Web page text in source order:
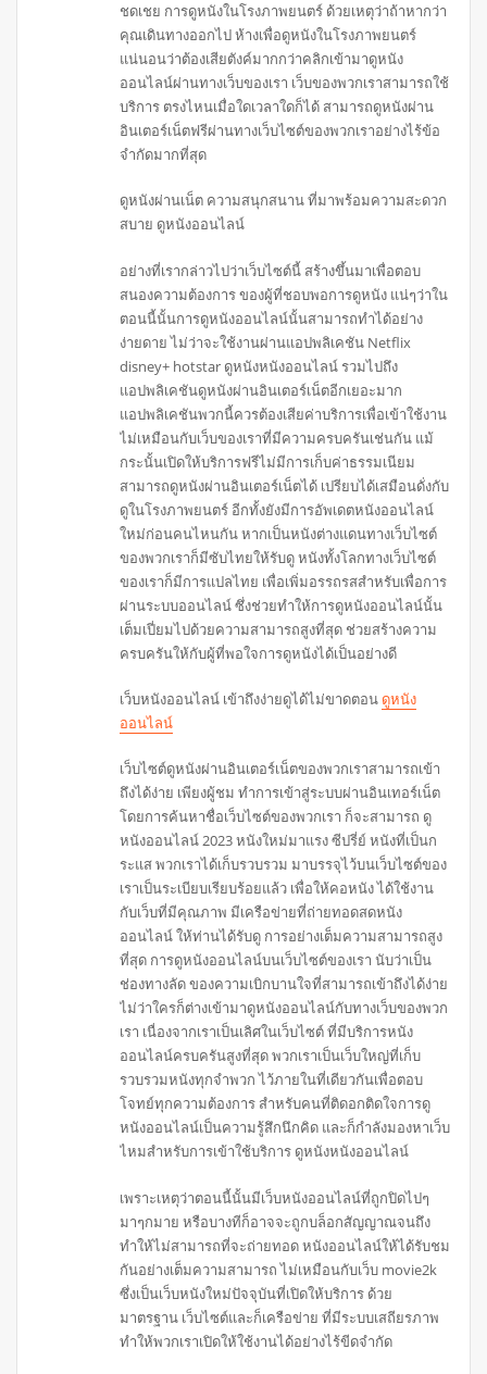
ชดเชย การดูหนังในโรงภาพยนตร์ ด้วยเหตุว่าถ้าหากว่า
คุณเดินทางออกไป ห้างเพื่อดูหนังในโรงภาพยนตร์
แน่นอนว่าต้องเสียตังค์มากกว่าคลิกเข้ามาดูหนัง
ออนไลน์ผ่านทางเว็บของเรา เว็บของพวกเราสามารถใช้
บริการ ตรงไหนเมื่อใดเวลาใดก็ได้ สามารถดูหนังผ่าน
อินเตอร์เน็ตฟรีผ่านทางเว็บไซต์ของพวกเราอย่างไร้ข้อ
จำกัดมากที่สุด
ดูหนังผ่านเน็ต ความสนุกสนาน ที่มาพร้อมความสะดวก
สบาย ดูหนังออนไลน์
อย่างที่เรากล่าวไปว่าเว็บไซต์นี้ สร้างขึ้นมาเพื่อตอบ
สนองความต้องการ ของผู้ที่ชอบพอการดูหนัง แน่ๆว่าใน
ตอนนี้นั้นการดูหนังออนไลน์นั้นสามารถทำได้อย่าง
ง่ายดาย ไม่ว่าจะใช้งานผ่านแอปพลิเคชัน Netflix
disney+ hotstar ดูหนังหนังออนไลน์ รวมไปถึง
แอปพลิเคชันดูหนังผ่านอินเตอร์เน็ตอีกเยอะมาก
แอปพลิเคชันพวกนี้ควรต้องเสียค่าบริการเพื่อเข้าใช้งาน
ไม่เหมือนกับเว็บของเราที่มีความครบครันเช่นกัน แม้
กระนั้นเปิดให้บริการฟรีไม่มีการเก็บค่าธรรมเนียม
สามารถดูหนังผ่านอินเตอร์เน็ตได้ เปรียบได้เสมือนดั่งกับ
ดูในโรงภาพยนตร์ อีกทั้งยังมีการอัพเดตหนังออนไลน์
ใหม่ก่อนคนไหนกัน หากเป็นหนังต่างแดนทางเว็บไซต์
ของพวกเราก็มีซับไทยให้รับดู หนังทั้งโลกทางเว็บไซต์
ของเราก็มีการแปลไทย เพื่อเพิ่มอรรถรสสำหรับเพื่อการ
ผ่านระบบออนไลน์ ซึ่งช่วยทำให้การดูหนังออนไลน์นั้น
เต็มเปี่ยมไปด้วยความสามารถสูงที่สุด ช่วยสร้างความ
ครบครันให้กับผู้ที่พอใจการดูหนังได้เป็นอย่างดี
เว็บหนังออนไลน์ เข้าถึงง่ายดูได้ไม่ขาดตอน ดูหนัง
ออนไลน์
เว็บไซต์ดูหนังผ่านอินเตอร์เน็ตของพวกเราสามารถเข้า
ถึงได้ง่าย เพียงผู้ชม ทำการเข้าสู่ระบบผ่านอินเทอร์เน็ต
โดยการค้นหาชื่อเว็บไซต์ของพวกเรา ก็จะสามารถ ดู
หนังออนไลน์ 2023 หนังใหม่มาแรง ซีปรี่ย์ หนังที่เป็นก
ระแส พวกเราได้เก็บรวบรวม มาบรรจุไว้บนเว็บไซต์ของ
เราเป็นระเบียบเรียบร้อยแล้ว เพื่อให้คอหนัง ได้ใช้งาน
กับเว็บที่มีคุณภาพ มีเครือข่ายที่ถ่ายทอดสดหนัง
ออนไลน์ ให้ท่านได้รับดู การอย่างเต็มความสามารถสูง
ที่สุด การดูหนังออนไลน์บนเว็บไซต์ของเรา นับว่าเป็น
ช่องทางลัด ของความเบิกบานใจที่สามารถเข้าถึงได้ง่าย
ไม่ว่าใครก็ต่างเข้ามาดูหนังออนไลน์กับทางเว็บของพวก
เรา เนื่องจากเราเป็นเลิศในเว็บไซต์ ที่มีบริการหนัง
ออนไลน์ครบครันสูงที่สุด พวกเราเป็นเว็บใหญ่ที่เก็บ
รวบรวมหนังทุกจำพวก ไว้ภายในที่เดียวกันเพื่อตอบ
โจทย์ทุกความต้องการ สำหรับคนที่ติดอกติดใจการดู
หนังออนไลน์เป็นความรู้สึกนึกคิด และก็กำลังมองหาเว็บ
ไหมสำหรับการเข้าใช้บริการ ดูหนังหนังออนไลน์
เพราะเหตุว่าตอนนี้นั้นมีเว็บหนังออนไลน์ที่ถูกปิดไปๆ
มาๆกมาย หรือบางทีก็อาจจะถูกบล็อกสัญญาณจนถึง
ทำให้ไม่สามารถที่จะถ่ายทอด หนังออนไลน์ให้ได้รับชม
กันอย่างเต็มความสามารถ ไม่เหมือนกับเว็บ movie2k
ซึ่งเป็นเว็บหนังใหม่ปัจจุบันที่เปิดให้บริการ ด้วย
มาตรฐาน เว็บไซต์และก็เครือข่าย ที่มีระบบเสถียรภาพ
ทำให้พวกเราเปิดให้ใช้งานได้อย่างไร้ขีดจำกัด